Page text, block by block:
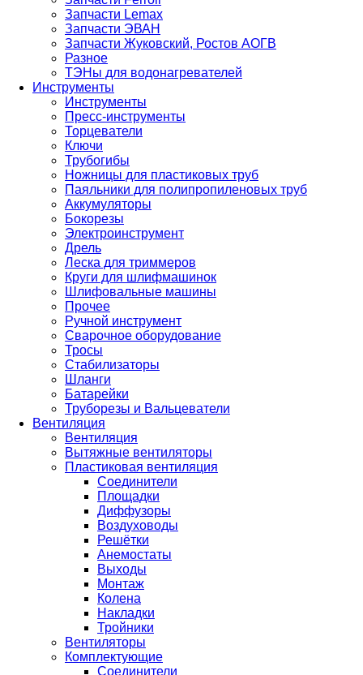
Запчасти Lemax
Запчасти ЭВАН
Запчасти Жуковский, Ростов АОГВ
Разное
ТЭНы для водонагревателей
Инструменты
Инструменты
Пресс-инструменты
Торцеватели
Ключи
Трубогибы
Ножницы для пластиковых труб
Паяльники для полипропиленовых труб
Аккумуляторы
Бокорезы
Электроинструмент
Дрель
Леска для триммеров
Круги для шлифмашинок
Шлифовальные машины
Прочее
Ручной инструмент
Сварочное оборудование
Тросы
Стабилизаторы
Шланги
Батарейки
Труборезы и Вальцеватели
Вентиляция
Вентиляция
Вытяжные вентиляторы
Пластиковая вентиляция
Соединители
Площадки
Диффузоры
Воздуховоды
Решётки
Анемостаты
Выходы
Монтаж
Колена
Накладки
Тройники
Вентиляторы
Комплектующие
Соединители